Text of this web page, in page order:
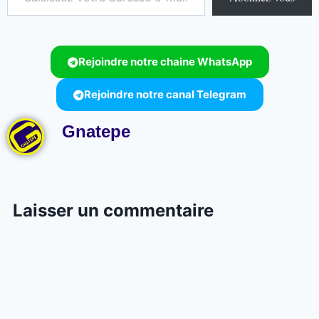
Rejoindre notre chaine WhatsApp
Rejoindre notre canal Telegram
Gnatepe
Laisser un commentaire